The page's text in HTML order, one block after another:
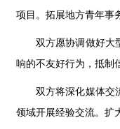
项目。拓展地方青年事
双方愿协调做好大
响的不友好行为，抵制
双方将深化媒体交
领域开展经验交流。扩